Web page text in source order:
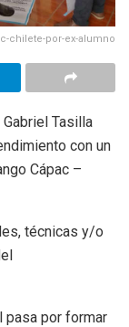
chilete-por-ex-alumno
Tasilla
con un
Cápac –
técnicas y/o
pasa por formar